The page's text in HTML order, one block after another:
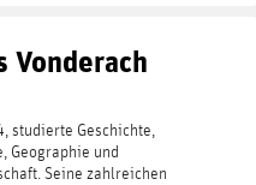
Vonderach
studierte Geschichte,
Geographie und
Seine zahlreichen